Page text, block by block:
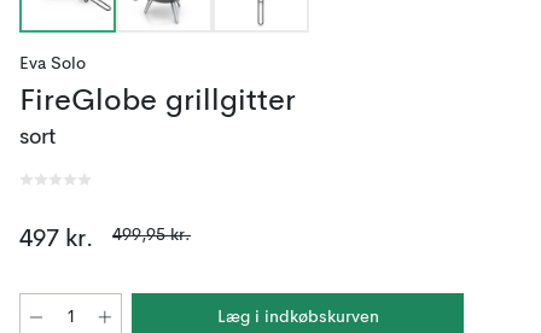
Eva Solo
FireGlobe grillgitter
sort
497 kr. 499,95 kr.
Læg i indkøbskurven